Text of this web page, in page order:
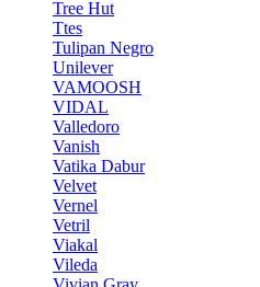
Tree Hut
Ttes
Tulipan Negro
Unilever
VAMOOSH
VIDAL
Valledoro
Vanish
Vatika Dabur
Velvet
Vernel
Vetril
Viakal
Vileda